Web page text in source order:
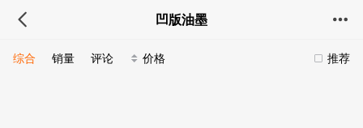
凹版油墨
推荐
综合 销量 评论 价格